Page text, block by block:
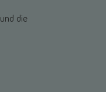
und die